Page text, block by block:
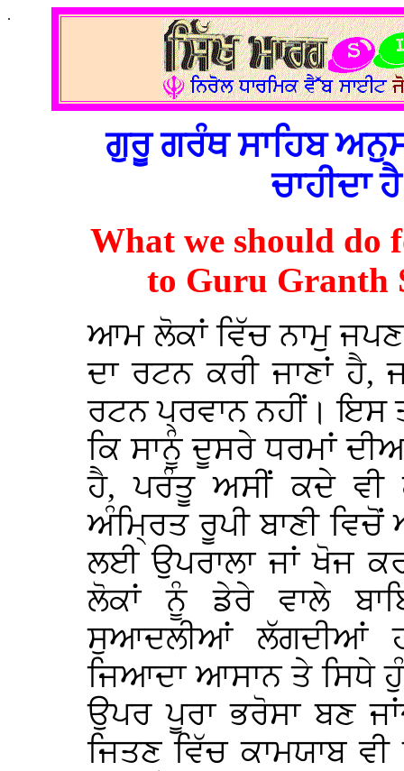
.
ਗੁਰੂ ਗਰੰਥ ਸਾਹਿਬ
ਚਾਹੀਦਾ
What we should do
to Guru Granth
ਆਮ ਲੋਕਾਂ ਵਿੱਚ ਨਾਮੁ ਜਪਣ
ਦਾ ਰਟਨ ਕਰੀ ਜਾਣਾਂ ਹੈ,
ਰਟਨ ਪ੍ਰਵਾਨ ਨਹੀਂ। ਇਸ
ਕਿ ਸਾਨੂੰ ਦੂਸਰੇ ਧਰਮਾਂ
ਹੈ, ਪਰੰਤੂ ਅਸੀਂ ਕਦੇ ਵੀ
ਅੰਮ੍ਰਿਤ ਰੂਪੀ ਬਾਣੀ
ਲਈ ਉਪਰਾਲਾ ਜਾਂ ਖੋਜ
ਲੋਕਾਂ ਨੂੰ ਡੇਰੇ ਵਾਲੇ
ਸੁਆਦਲੀਆਂ ਲੱਗਦੀਆਂ
ਜਿਆਦਾ ਆਸਾਨ ਤੇ ਸਿਧੇ
ਉਪਰ ਪੂਰਾ ਭਰੋਸਾ ਬਣ
ਜਿਤਣ ਵਿੱਚ ਕਾਮਯਾਬ